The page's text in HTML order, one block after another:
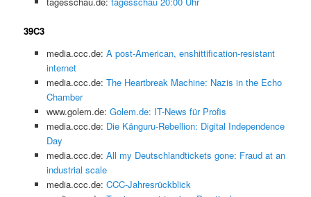
39C3
media.ccc.de: A post-American, enshittification-resistant
internet
media.ccc.de: The Heartbreak Machine: Nazis in the Echo
Chamber
www.golem.de: Golem.de: IT-News für Profis
media.ccc.de: Die Känguru-Rebellion: Digital Independence
Day
media.ccc.de: All my Deutschlandtickets gone: Fraud at an
industrial scale
media.ccc.de: CCC-Jahresrückblick